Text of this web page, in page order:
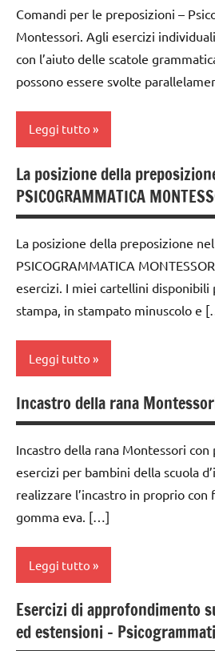
moltiplicazione
sottrazione
tabelline
PER ETA'
TUTTI GLI
ARTICOLI
classe
1a
classe
2a
3a
anni
DIDATTICA
MONTESSORI
MONTESSORI
didattico
Montessori
psicogrammatica
Montessori
ARGOMENTI
PER ETA'
TUTTI GLI
ARTICOLI
Comandi per le preposizioni –
Montessori. Agli esercizi
con l’aiuto delle scatole
possono essere svolte
Leggi tutto
analisi
grammaticale
Montessori
classe
1a
classe
2a
3a
GUIDA
DIDATTICA
italiano
MONTESSORI
materiale
La posizione della
PSICOGRAMMATICA
La posizione della preposizione
PSICOGRAMMATICA
esercizi. I miei cartellini disponibili
stampa, in stampato minuscolo e
Leggi tutto
analisi
grammaticale
Montessori
classe
1a
classe
2a
classe
dai
Incastro della rana
Incastro della rana Montessori
esercizi per bambini della scuola
realizzare l’incastro in proprio
gomma eva. […]
Leggi tutto
BIOLOGIA
MONTESSORI
Esercizi di approfondimento
ed estensioni –